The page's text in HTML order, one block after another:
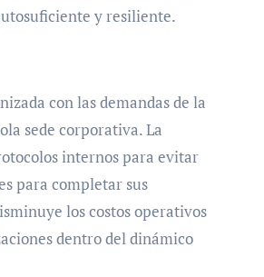
y resiliente.
con las demandas de la
sede corporativa. La
internos para evitar
para completar sus
los costos operativos
dentro del dinámico